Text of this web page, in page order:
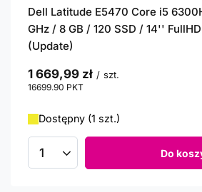
Dell Latitude E5470 Core i5
GHz / 8 GB / 120 SSD / 14''
(Update)
1 669,99 zł / szt.
16699.90 PKT
Dostępny (1 szt.)
Ilość produktów Do